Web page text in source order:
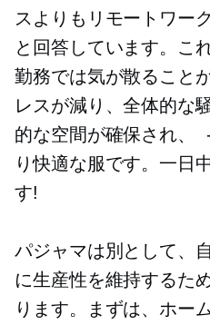
スよりもリモートワー
と回答しています。こ
勤務では気が散ること
レスが減り、全体的な
的な空間が確保され、
り快適な服です。一日
す!
パジャマは別として、
に生産性を維持するた
ります。まずは、ホー